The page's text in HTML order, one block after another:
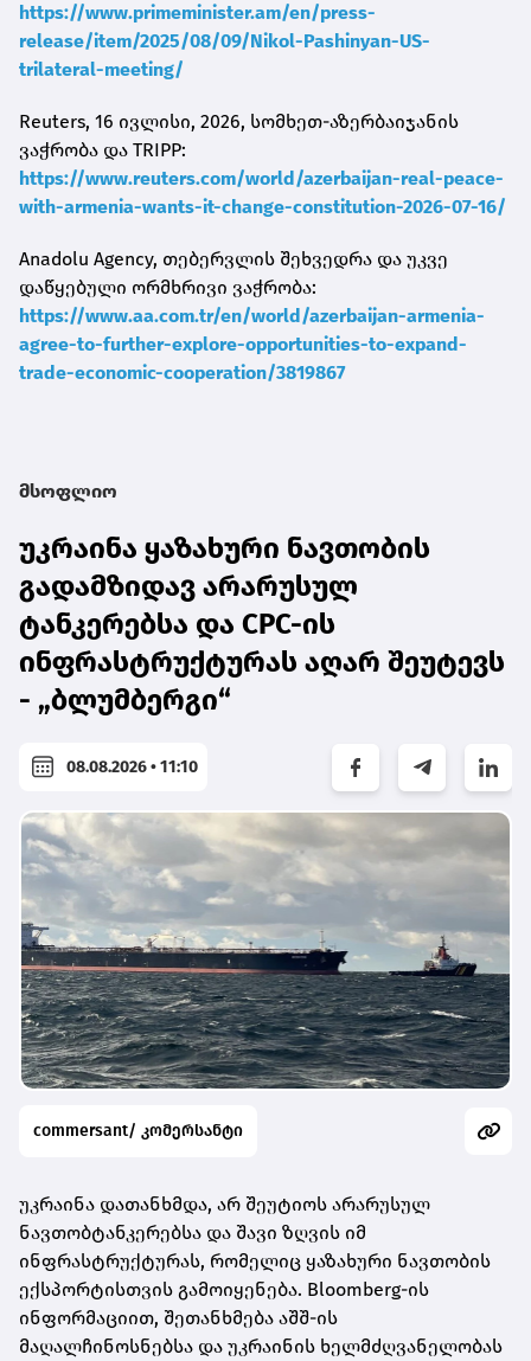
https://www.primeminister.am/en/press-
release/item/2025/08/09/Nikol-Pashinyan-US-
trilateral-meeting/
Reuters, 16 ივლისი, 2026, სომხეთ-აზერბაიჯანის
ვაჭრობა და TRIPP:
https://www.reuters.com/world/azerbaijan-real-peace-
with-armenia-wants-it-change-constitution-2026-07-16/
Anadolu Agency, თებერვლის შეხვედრა და უკვე
დაწყებული ორმხრივი ვაჭრობა:
https://www.aa.com.tr/en/world/azerbaijan-armenia-
agree-to-further-explore-opportunities-to-expand-
trade-economic-cooperation/3819867
მსოფლიო
უკრაინა ყაზახური ნავთობის
გადამზიდავ არარუსულ
ტანკერებსა და CPC-ის
ინფრასტრუქტურას აღარ შეუტევს
- „ბლუმბერგი“
08.08.2026 • 11:10
commersant/ კომერსანტი
უკრაინა დათანხმდა, არ შეუტიოს არარუსულ
ნავთობტანკერებსა და შავი ზღვის იმ
ინფრასტრუქტურას, რომელიც ყაზახური ნავთობის
ექსპორტისთვის გამოიყენება. Bloomberg-ის
ინფორმაციით, შეთანხმება აშშ-ის
მაღალჩინოსნებსა და უკრაინის ხელმძღვანელობას